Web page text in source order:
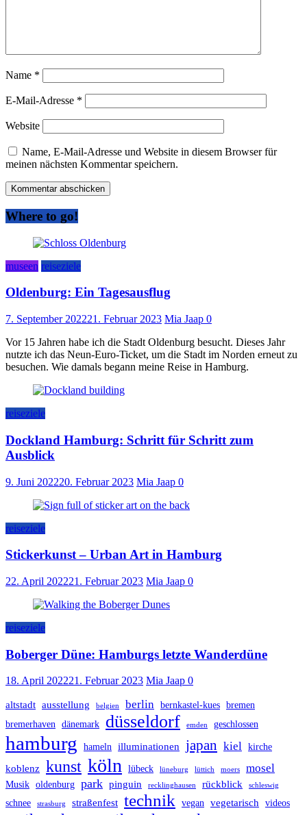
Name *
E-Mail-Adresse *
Website
Name, E-Mail-Adresse und Website in diesem Browser für
meinen nächsten Kommentar speichern.
Where to go!
museen reiseziele
Oldenburg: Ein Tagesausflug
7. September 202221. Februar 2023 Mia Jaap 0
Vor 15 Jahren habe ich die Stadt Oldenburg besucht. Dieses Jahr
nutzte ich das Neun-Euro-Ticket, um die Stadt im Norden erneut zu
besuchen. Wie damals begann meine Reise in Hamburg.
reiseziele
Dockland Hamburg: Schritt für Schritt zum
Ausblick
9. Juni 202220. Februar 2023 Mia Jaap 0
reiseziele
Stickerkunst – Urban Art in Hamburg
22. April 202221. Februar 2023 Mia Jaap 0
reiseziele
Boberger Düne: Hamburgs letzte Wanderdüne
18. April 202221. Februar 2023 Mia Jaap 0
altstadt ausstellung belgien berlin bernkastel-kues bremen
bremerhaven dänemark düsseldorf emden geschlossen
hamburg hameln illuminationen japan kiel kirche
koblenz kunst köln lübeck lüneburg lüttich moers mosel
Musik oldenburg park pinguin recklinghausen rückblick schleswig
schnee strasburg straßenfest technik vegan vegetarisch videos